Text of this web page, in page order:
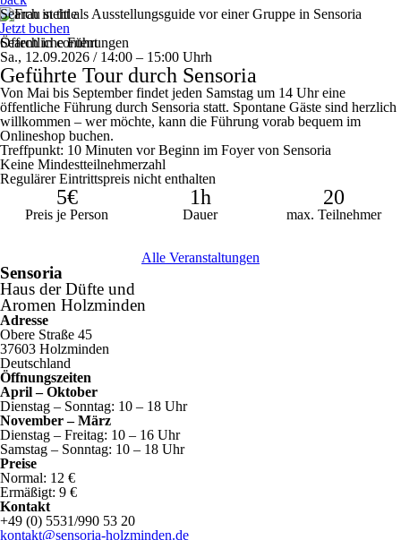
Search in title
Search in content
Jetzt buchen
Öffentliche Führungen
Sa., 12.09.2026 / 14:00 – 15:00 Uhrh
Geführte Tour durch Sensoria
Von Mai bis September findet jeden Samstag um 14 Uhr eine
öffentliche Führung durch Sensoria statt. Spontane Gäste sind herzlich
willkommen – wer möchte, kann die Führung vorab bequem im
Onlineshop buchen.
Treffpunkt: 10 Minuten vor Beginn im Foyer von Sensoria
Keine Mindestteilnehmerzahl
Regulärer Eintrittspreis nicht enthalten
5€
Preis je Person
1h
Dauer
20
max. Teilnehmer
Alle Veranstaltungen
Sensoria
Haus der Düfte und
Aromen Holzminden
Adresse
Obere Straße 45
37603 Holzminden
Deutschland
Öffnungszeiten
April – Oktober
Dienstag – Sonntag: 10 – 18 Uhr
November – März
Dienstag – Freitag: 10 – 16 Uhr
Samstag – Sonntag: 10 – 18 Uhr
Preise
Normal: 12 €
Ermäßigt: 9 €
Kontakt
+49 (0) 5531/990 53 20
kontakt@sensoria-holzminden.de